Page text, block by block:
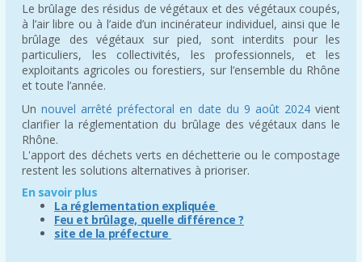
Le brûlage des résidus de végétaux et des végétaux coupés,
à l’air libre ou à l’aide d’un incinérateur individuel, ainsi que le
brûlage des végétaux sur pied, sont interdits pour les
particuliers, les collectivités, les professionnels, et les
exploitants agricoles ou forestiers, sur l’ensemble du Rhône
et toute l’année.
Unnouvel arrêté préfectoral en date du 9 août 2024vient
clarifier la réglementation du brûlage des végétaux dans le
Rhône.
L'apport des déchets verts en déchetterie ou le compostage
restent les solutions alternatives à prioriser.
En savoir plus
La réglementation expliquée
Feu et brûlage, quelle différence ?
site de la préfecture